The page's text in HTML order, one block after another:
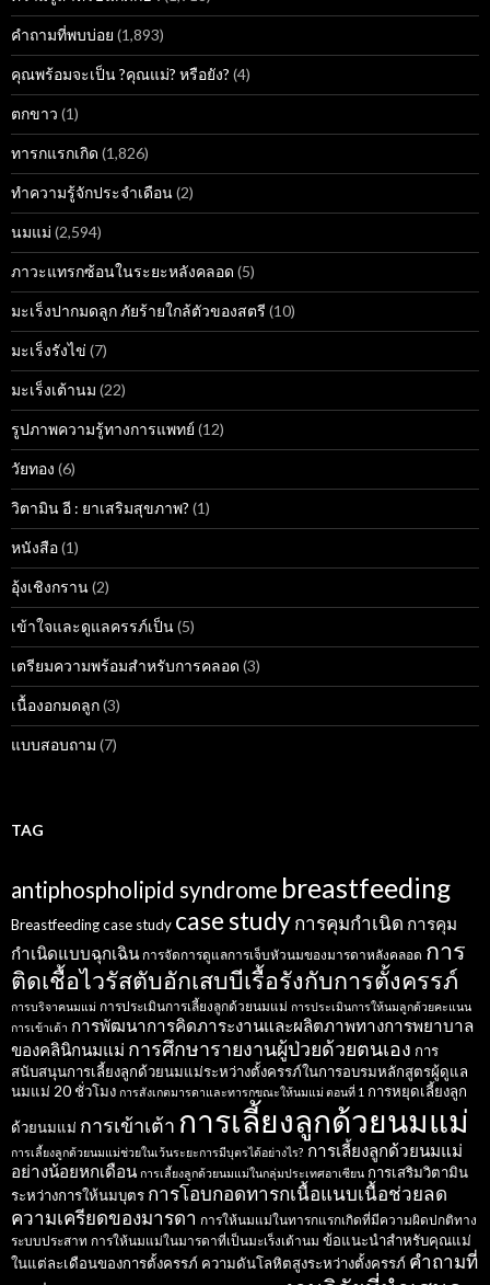
คำถามที่พบบ่อย (1,893)
คุณพร้อมจะเป็น ?คุณแม่? หรือยัง? (4)
ตกขาว (1)
ทารกแรกเกิด (1,826)
ทำความรู้จักประจำเดือน(2)
นมแม่ (2,594)
ภาวะแทรกซ้อนในระยะหลังคลอด (5)
มะเร็งปากมดลูก ภัยร้ายใกล้ตัวของสตรี (10)
มะเร็งรังไข่ (7)
มะเร็งเต้านม (22)
รูปภาพความรู้ทางการแพทย์ (12)
วัยทอง (6)
วิตามิน อี : ยาเสริมสุขภาพ? (1)
หนังสือ(1)
อุ้งเชิงกราน(2)
เข้าใจและดูแลครรภ์เป็น(5)
เตรียมความพร้อมสำหรับการคลอด (3)
เนื้องอกมดลูก(3)
แบบสอบถาม (7)
TAG
antiphospholipid syndrome breastfeeding
Breastfeeding case study case studyการคุมกำเนิด การคุม
กำเนิดแบบฉุกเฉิน การจัดการดูแลการเจ็บหัวนมของมารดาหลังคลอด การ
ติดเชื้อไวรัสตับอักเสบบีเรื้อรังกับการตั้งครรภ์
การบริจาคนมแม่ การประเมินการเลี้ยงลูกด้วยนมแม่ การประเมินการให้นมลูกด้วยคะแนน
การเข้าเต้า การพัฒนาการคิดภาระงานและผลิตภาพทางการพยาบาล
ของคลินิกนมแม่ การศึกษารายงานผู้ป่วยด้วยตนเอง การ
สนับสนุนการเลี้ยงลูกด้วยนมแม่ระหว่างตั้งครรภ์ในการอบรมหลักสูตรผู้ดูแล
นมแม่ 20 ชั่วโมง การสังเกตมารดาและทารกขณะให้นมแม่ ตอนที่ 1 การหยุดเลี้ยงลูก
ด้วยนมแม่ การเข้าเต้า การเลี้ยงลูกด้วยนมแม่
การเลี้ยงลูกด้วยนมแม่ช่วยในเว้นระยะการมีบุตรได้อย่างไร? การเลี้ยงลูกด้วยนมแม่
อย่างน้อยหกเดือน การเลี้ยงลูกด้วยนมแม่ในกลุ่มประเทศอาเซียน การเสริมวิตามิน
ระหว่างการให้นมบุตร การโอบกอดทารกเนื้อแนบเนื้อช่วยลด
ความเครียดของมารดา การให้นมแม่ในทารกแรกเกิดที่มีความผิดปกติทาง
ระบบประสาท การให้นมแม่ในมารดาที่เป็นมะเร็งเต้านม ข้อแนะนำสำหรับคุณแม่
ในแต่ละเดือนของการตั้งครรภ์ ความดันโลหิตสูงระหว่างตั้งครรภ์ คำถามที่